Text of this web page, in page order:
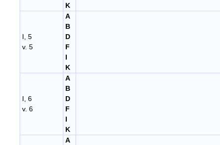
K
I, 5
v. 5
A
B
D
F
I
K
I, 6
v. 6
A
B
D
F
I
K
A